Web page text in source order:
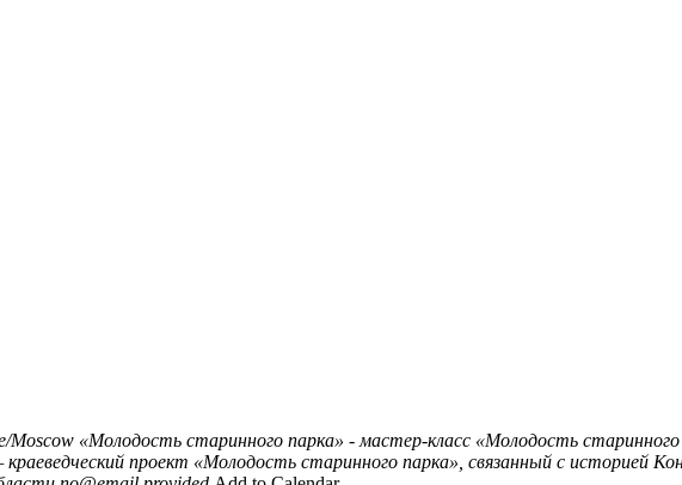
Moscow «Молодость старинного парка» - мастер-класс «Молодость
проект «Молодость старинного парка», связанный с историей